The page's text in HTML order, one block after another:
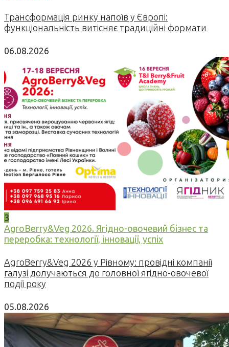
Трансформація ринку напоїв у Європі:
функціональність витісняє традиційні формати
06.08.2026
3
AgroBerry&Veg 2026. Ягідно-овочевий бізнес та
переробка: технології, інновації, успіх
AgroBerry&Veg 2026 у Рівному: провідні компанії
галузі долучаються до головної ягідно-овочевої
події року
05.08.2026